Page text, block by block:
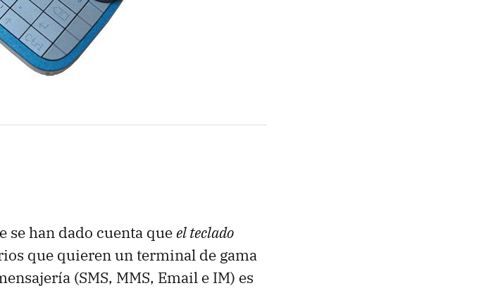
se han dado cuenta que el teclado
que quieren un terminal de gama
(SMS, MMS, Email e IM) es